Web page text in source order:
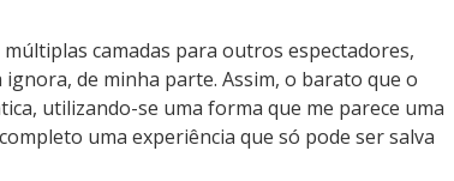
camadas para outros espectadores,
de minha parte. Assim, o barato que o
utilizando-se uma forma que me parece uma
uma experiência que só pode ser salva